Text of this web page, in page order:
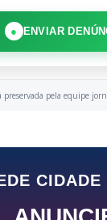
● ENVIAR
preservada pela equipe
CIDADE